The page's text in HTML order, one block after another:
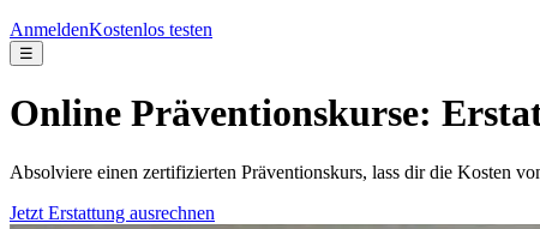
AnmeldenKostenlos testen
☰
Online Präventionskurse:
Absolviere einen zertifizierten Präventionskurs, lass dir die Kosten
Jetzt Erstattung ausrechnen